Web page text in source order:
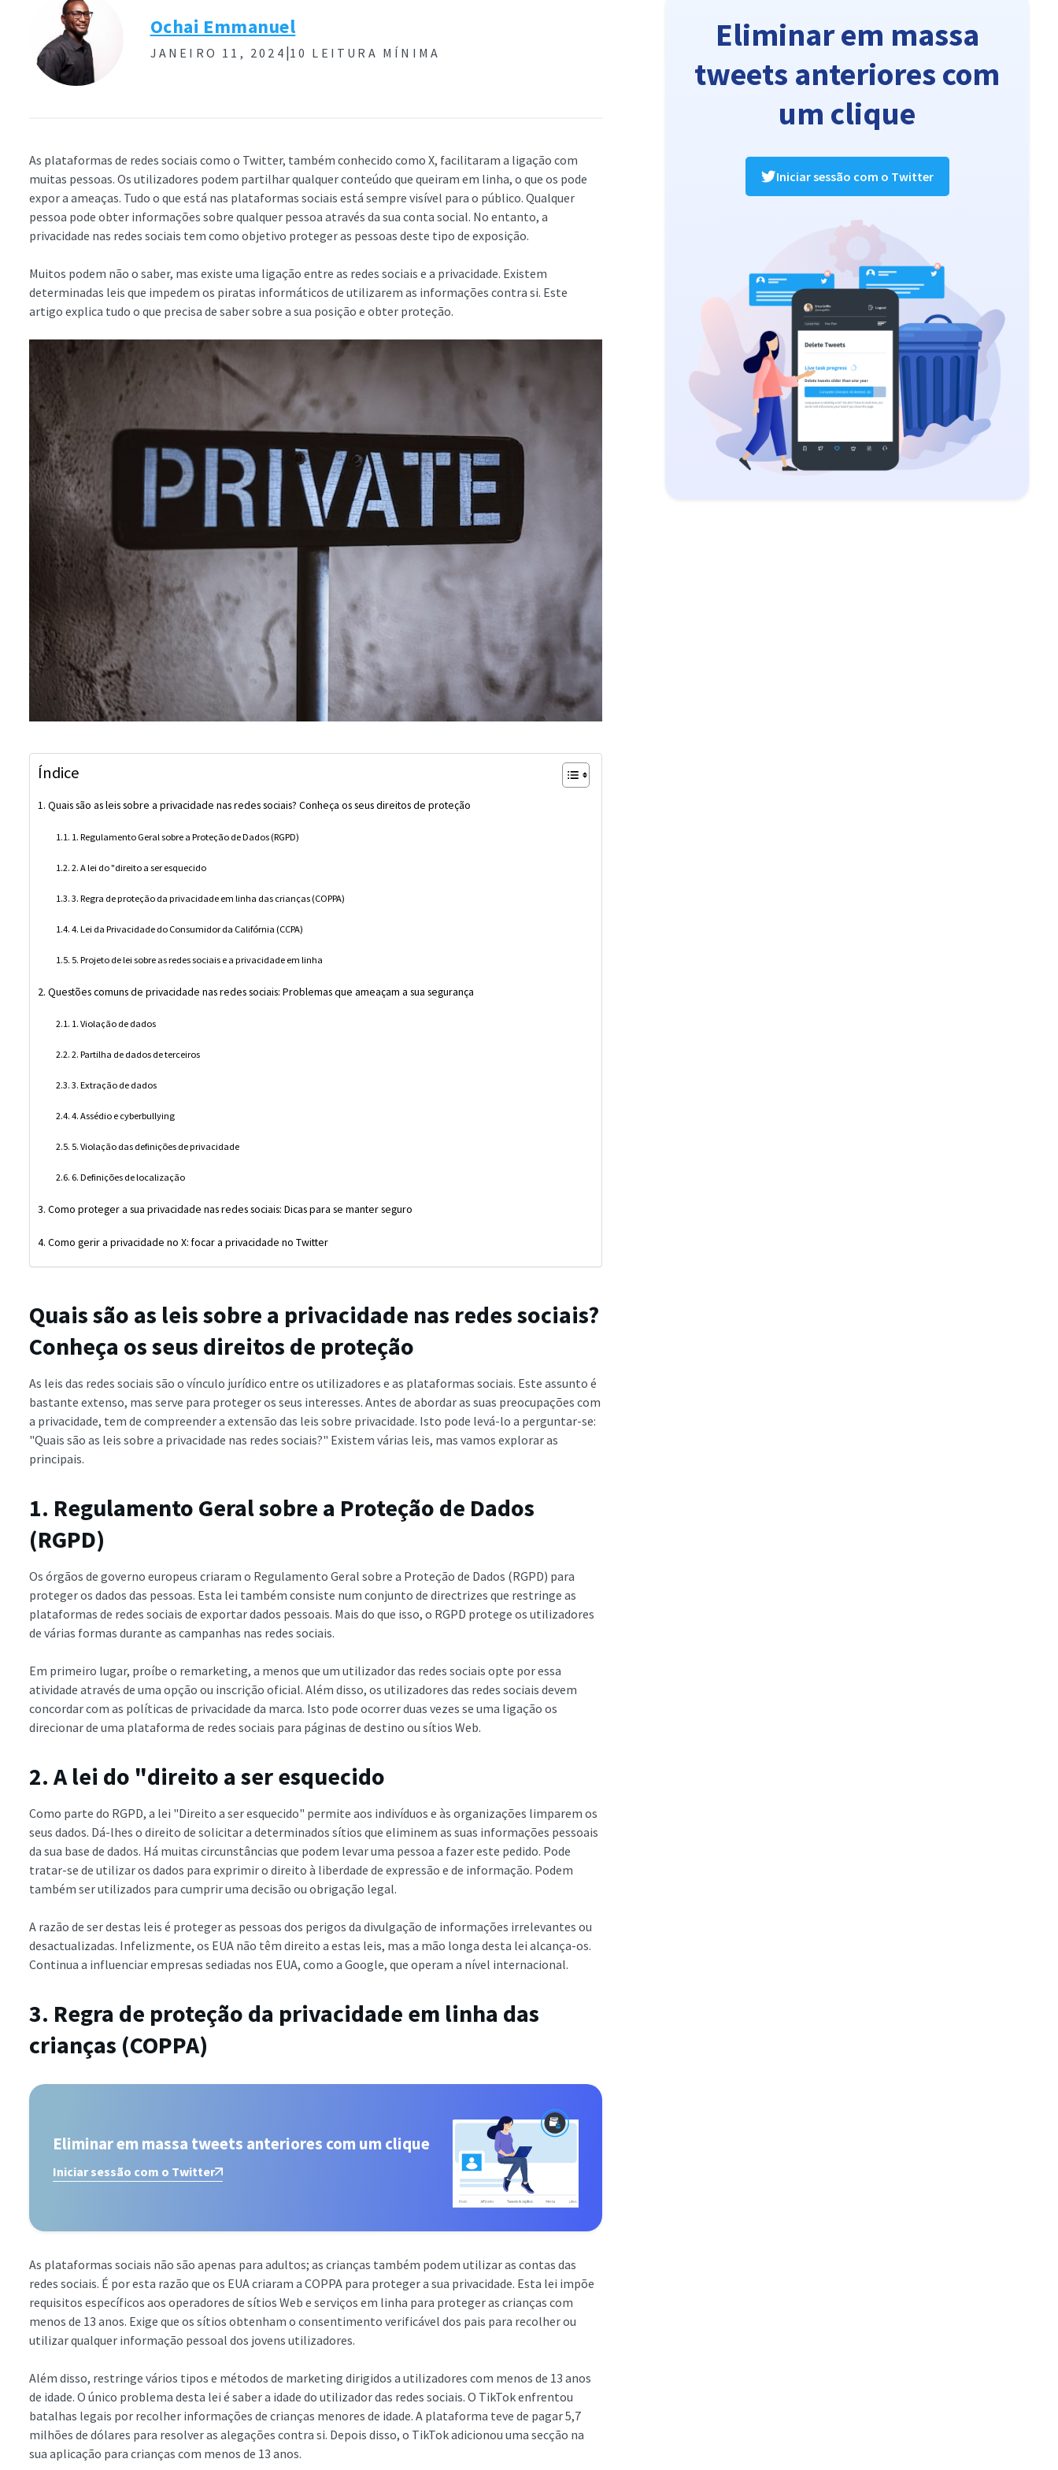
Ochai Emmanuel
JANEIRO 11, 2024 |10 LEITURA MÍNIMA
As plataformas de redes sociais como o Twitter, também conhecido como X, facilitaram a ligação com
muitas pessoas. Os utilizadores podem partilhar qualquer conteúdo que queiram em linha, o que os pode
expor a ameaças. Tudo o que está nas plataformas sociais está sempre visível para o público. Qualquer
pessoa pode obter informações sobre qualquer pessoa através da sua conta social. No entanto, a
privacidade nas redes sociais tem como objetivo proteger as pessoas deste tipo de exposição.
Muitos podem não o saber, mas existe uma ligação entre as redes sociais e a privacidade. Existem
determinadas leis que impedem os piratas informáticos de utilizarem as informações contra si. Este
artigo explica tudo o que precisa de saber sobre a sua posição e obter proteção.
Índice
Quais são as leis sobre a privacidade nas redes sociais? Conheça os seus direitos de proteção
1. Regulamento Geral sobre a Proteção de Dados (RGPD)
2. A lei do "direito a ser esquecido
3. Regra de proteção da privacidade em linha das crianças (COPPA)
4. Lei da Privacidade do Consumidor da Califórnia (CCPA)
5. Projeto de lei sobre as redes sociais e a privacidade em linha
Questões comuns de privacidade nas redes sociais: Problemas que ameaçam a sua segurança
1. Violação de dados
2. Partilha de dados de terceiros
3. Extração de dados
4. Assédio e cyberbullying
5. Violação das definições de privacidade
6. Definições de localização
Como proteger a sua privacidade nas redes sociais: Dicas para se manter seguro
Como gerir a privacidade no X: focar a privacidade no Twitter
Quais são as leis sobre a privacidade nas redes sociais?
Conheça os seus direitos de proteção
As leis das redes sociais são o vínculo jurídico entre os utilizadores e as plataformas sociais. Este assunto é
bastante extenso, mas serve para proteger os seus interesses. Antes de abordar as suas preocupações com
a privacidade, tem de compreender a extensão das leis sobre privacidade. Isto pode levá-lo a perguntar-se:
"Quais são as leis sobre a privacidade nas redes sociais?" Existem várias leis, mas vamos explorar as
principais.
1. Regulamento Geral sobre a Proteção de Dados
(RGPD)
Os órgãos de governo europeus criaram o Regulamento Geral sobre a Proteção de Dados (RGPD) para
proteger os dados das pessoas. Esta lei também consiste num conjunto de directrizes que restringe as
plataformas de redes sociais de exportar dados pessoais. Mais do que isso, o RGPD protege os utilizadores
de várias formas durante as campanhas nas redes sociais.
Em primeiro lugar, proíbe o remarketing, a menos que um utilizador das redes sociais opte por essa
atividade através de uma opção ou inscrição oficial. Além disso, os utilizadores das redes sociais devem
concordar com as políticas de privacidade da marca. Isto pode ocorrer duas vezes se uma ligação os
direcionar de uma plataforma de redes sociais para páginas de destino ou sítios Web.
2. A lei do "direito a ser esquecido
Como parte do RGPD, a lei "Direito a ser esquecido" permite aos indivíduos e às organizações limparem os
seus dados. Dá-lhes o direito de solicitar a determinados sítios que eliminem as suas informações pessoais
da sua base de dados. Há muitas circunstâncias que podem levar uma pessoa a fazer este pedido. Pode
tratar-se de utilizar os dados para exprimir o direito à liberdade de expressão e de informação. Podem
também ser utilizados para cumprir uma decisão ou obrigação legal.
A razão de ser destas leis é proteger as pessoas dos perigos da divulgação de informações irrelevantes ou
desactualizadas. Infelizmente, os EUA não têm direito a estas leis, mas a mão longa desta lei alcança-os.
Continua a influenciar empresas sediadas nos EUA, como a Google, que operam a nível internacional.
3. Regra de proteção da privacidade em linha das
crianças (COPPA)
Eliminar em massa tweets anteriores com um clique
Iniciar sessão com o Twitter
As plataformas sociais não são apenas para adultos; as crianças também podem utilizar as contas das
redes sociais. É por esta razão que os EUA criaram a COPPA para proteger a sua privacidade. Esta lei impõe
requisitos específicos aos operadores de sítios Web e serviços em linha para proteger as crianças com
menos de 13 anos. Exige que os sítios obtenham o consentimento verificável dos pais para recolher ou
utilizar qualquer informação pessoal dos jovens utilizadores.
Além disso, restringe vários tipos e métodos de marketing dirigidos a utilizadores com menos de 13 anos
de idade. O único problema desta lei é saber a idade do utilizador das redes sociais. O TikTok enfrentou
batalhas legais por recolher informações de crianças menores de idade. A plataforma teve de pagar 5,7
milhões de dólares para resolver as alegações contra si. Depois disso, o TikTok adicionou uma secção na
sua aplicação para crianças com menos de 13 anos.
Eliminar em massa
tweets anteriores com
um clique
Iniciar sessão com o Twitter